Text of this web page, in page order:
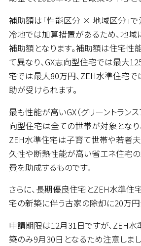
補助額は「性能区分 × 地域区分」で
冷地では加算措置があるため、地域
補助額となります。補助額は住宅性
て異なり、GX志向型住宅では最大
宅では最大80万円、ZEH水準住宅
助が受けられます。
最も性能が高いGX（グリーントランス
向型住宅は全ての世帯が対象となり
ZEH水準住宅は子育て世帯や若者
久性や断熱性能が高い省エネ住宅
費を助成するものです。
さらに、長期優良住宅とZEH水準住
宅の新築に伴う古家の除却に20万円
申請期限は12月31日ですが、ZEH
築のみ9月30日となるため注意しまし